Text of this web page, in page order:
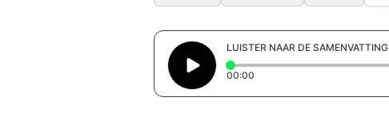
LUISTER NAAR DE SAMENVATTING
00:00